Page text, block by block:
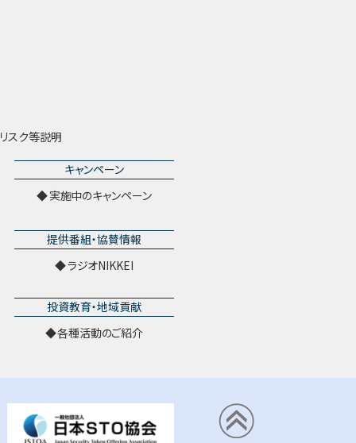
スク等説明
キャンペーン
実施中のキャンペーン
提供番組・協賛情報
ラジオNIKKEI
投資教育・地域貢献
各種活動のご紹介